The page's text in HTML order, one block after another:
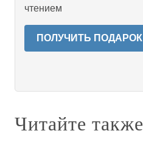
чтением
ПОЛУЧИТЬ ПОДАРОК
Читайте также